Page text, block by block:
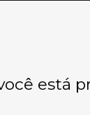
está